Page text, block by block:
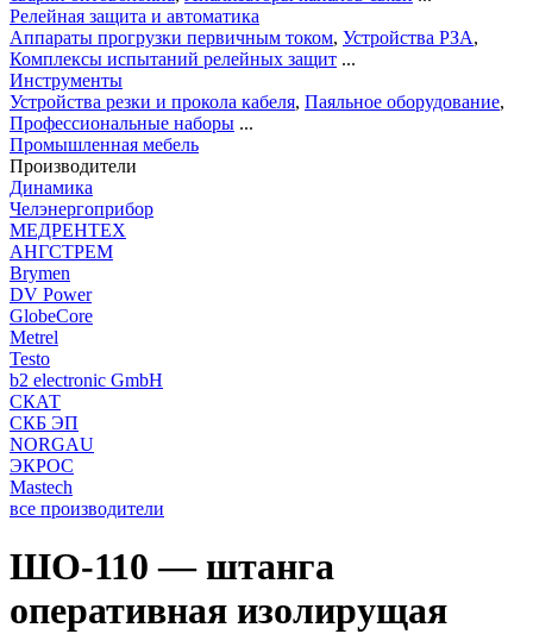
Релейная защита и автоматика
Аппараты прогрузки первичным током, Устройства РЗА,
Комплексы испытаний релейных защит ...
Инструменты
Устройства резки и прокола кабеля, Паяльное оборудование,
Профессиональные наборы ...
Промышленная мебель
Производители
Динамика
Челэнергоприбор
МЕДРЕНТЕХ
АНГСТРЕМ
Brymen
DV Power
GlobeCore
Metrel
Testo
b2 electronic GmbH
СКАТ
СКБ ЭП
NORGAU
ЭКРОС
Mastech
все производители
ШО-110 — штанга
оперативная изолирущая